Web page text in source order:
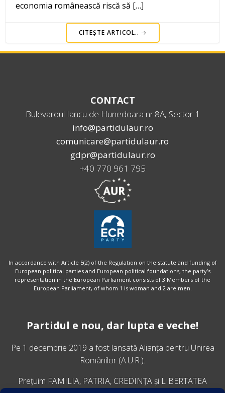
economia românească riscă să […]
CITEȘTE ARTICOL..
CONTACT
Bulevardul Iancu de Hunedoara nr.8A, Sector 1
info@partidulaur.ro
comunicare@partidulaur.ro
gdpr@partidulaur.ro
+40 770 961 795
In accordance with Article 5(2) of the Regulation on the statute and funding of
European political parties and European political foundations, the party’s
representation in the European Parliament consists of 3 Members of the
European Parliament, of whom 1 is woman and 2 are men.
Partidul e nou, dar lupta e veche!
Pe 1 decembrie 2019 a fost lansatăAlianța pentru Unirea
Românilor (A.U.R.).
Prețuim FAMILIA, PATRIA, CREDINȚA și LIBERTATEA